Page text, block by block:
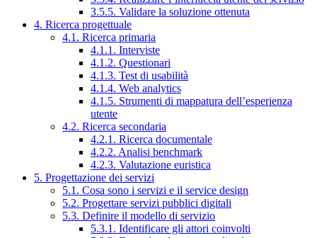
3.5.5. Validare la soluzione ottenuta
4. Ricerca progettuale
4.1. Ricerca primaria
4.1.1. Interviste
4.1.2. Questionari
4.1.3. Test di usabilità
4.1.4. Web analytics
4.1.5. Strumenti di mappatura dell’esperienza
utente
4.2. Ricerca secondaria
4.2.1. Ricerca documentale
4.2.2. Analisi benchmark
4.2.3. Valutazione euristica
5. Progettazione dei servizi
5.1. Cosa sono i servizi e il service design
5.2. Progettare servizi pubblici digitali
5.3. Definire il modello di servizio
5.3.1. Identificare gli attori coinvolti